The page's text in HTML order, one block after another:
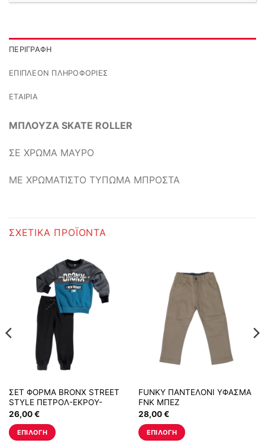
ΠΕΡΙΓΡΑΦΉ
ΕΠΙΠΛΈΟΝ ΠΛΗΡΟΦΟΡΊΕΣ
ΕΤΑΙΡΊΑ
ΜΠΛΟΥΖΑ SKATE ROLLER
ΣΕ ΧΡΩΜΑ ΜΑΥΡΟ
ΜΕ ΧΡΩΜΑΤΙΣΤΟ ΤΥΠΩΜΑ ΜΠΡΟΣΤΑ
ΣΧΕΤΙΚΆ ΠΡΟΪΌΝΤΑ
ΣΕΤ ΦΟΡΜΑ BRONX STREET
STYLE ΠΕΤΡΟΛ-ΕΚΡΟΥ-
ΜΑΥΡΟ
26,00€
ΕΠΙΛΟΓΉ
FUNKY ΠΑΝΤΕΛΟΝΙ ΥΦΑΣΜΑ
FNK ΜΠΕΖ
28,00€
ΕΠΙΛΟΓΉ